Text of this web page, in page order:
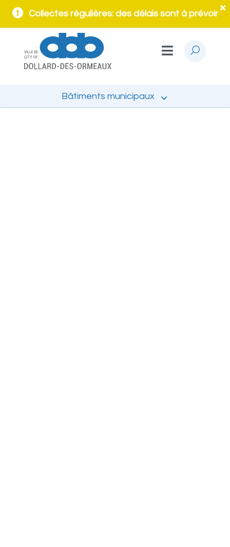
Collectes régulières: des délais sont à prévoir
Bâtiments municipaux